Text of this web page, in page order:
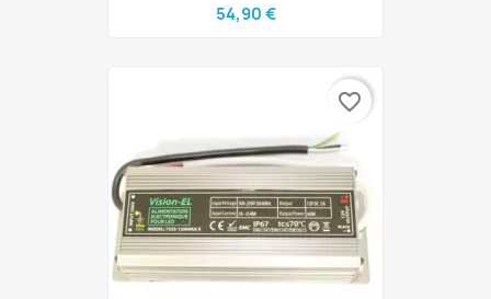
54,90 €
favorite_border